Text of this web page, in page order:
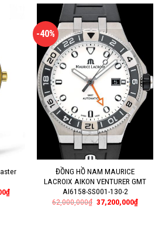
₫
-40%
ĐỒNG HỒ NAM MAURICE
LACROIX AIKON VENTURER GMT
AI6158-SS001-130-2
62,000,000₫ 37,200,000₫